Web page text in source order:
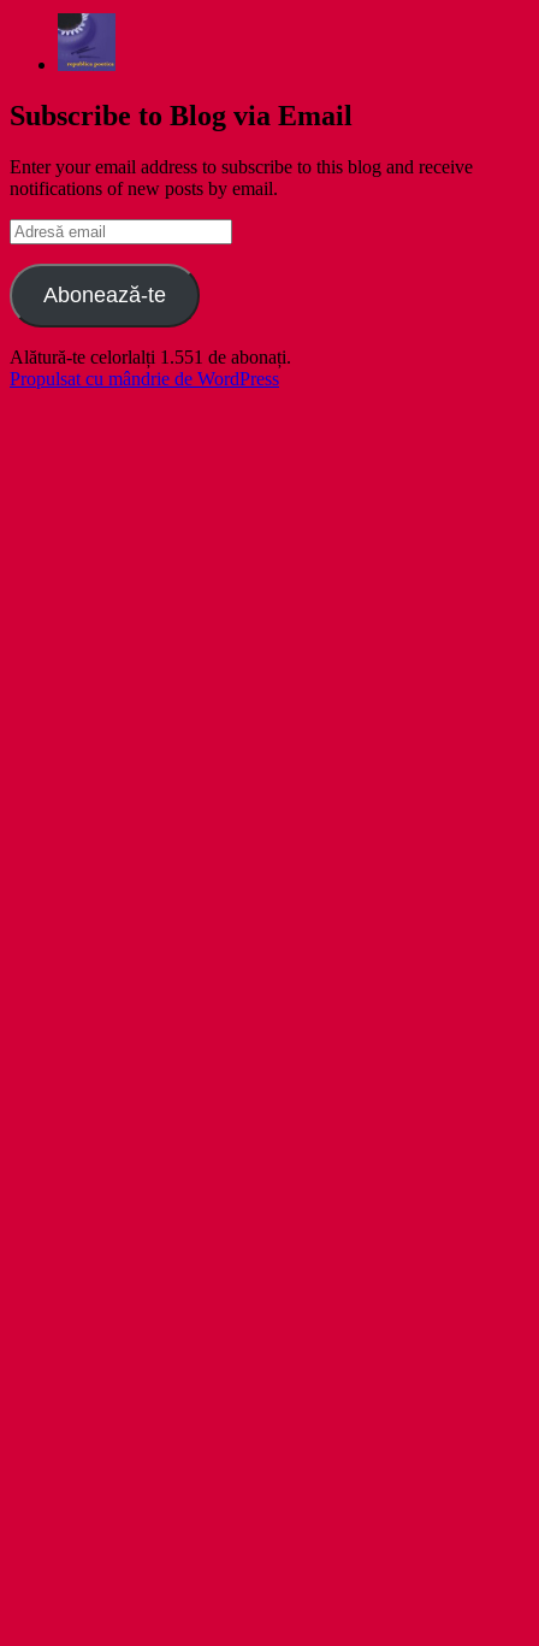
Subscribe to Blog via Email
Enter your email address to subscribe to this blog and receive
notifications of new posts by email.
Adresă
email
Abonează-te
Alătură-te celorlalți 1.551 de abonați.
Propulsat cu mândrie de WordPress